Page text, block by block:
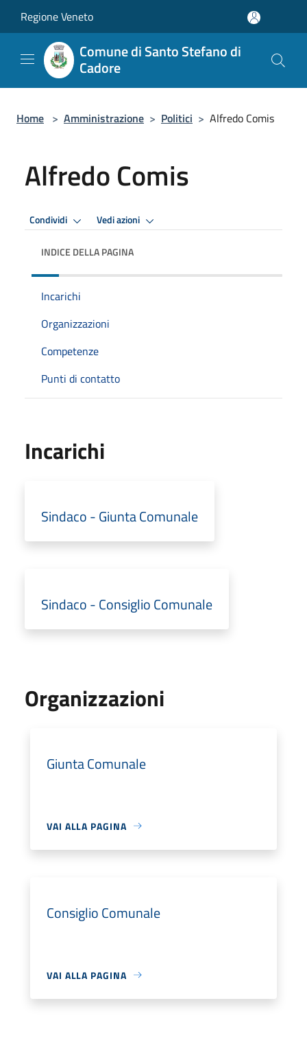
Regione Veneto
Comune di Santo Stefano di
Cadore
Home > Amministrazione > Politici > Alfredo Comis
Alfredo Comis
Condividi Vedi azioni
INDICE DELLA PAGINA
Incarichi
Organizzazioni
Competenze
Punti di contatto
Incarichi
Sindaco - Giunta Comunale
Sindaco - Consiglio Comunale
Organizzazioni
Giunta Comunale
VAI ALLA PAGINA
Consiglio Comunale
VAI ALLA PAGINA